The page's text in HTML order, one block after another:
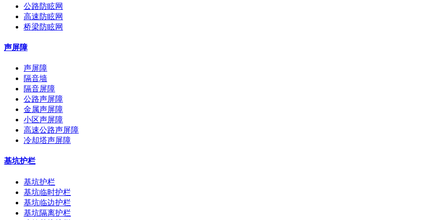
公路防眩网
高速防眩网
桥梁防眩网
声屏障
声屏障
隔音墙
隔音屏障
公路声屏障
金属声屏障
小区声屏障
高速公路声屏障
冷却塔声屏障
基坑护栏
基坑护栏
基坑临时护栏
基坑临边护栏
基坑隔离护栏